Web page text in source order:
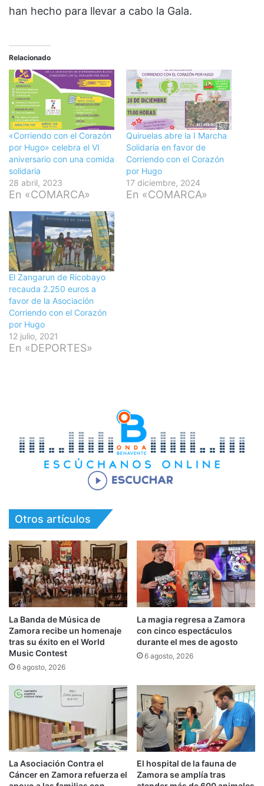
han hecho para llevar a cabo la Gala.
Relacionado
«Corriendo con el Corazón
por Hugo» celebra el VI
aniversario con una comida
solidaria
28 abril, 2023
En «COMARCA»
Quiruelas abre la I Marcha
Solidaria en favor de
Corriendo con el Corazón
por Hugo
17 diciembre, 2024
En «COMARCA»
El Zangarun de Ricobayo
recauda 2.250 euros a
favor de la Asociación
Corriendo con el Corazón
por Hugo
12 julio, 2021
En «DEPORTES»
Otros artículos
La Banda de Música de
Zamora recibe un homenaje
tras su éxito en el World
Music Contest
6 agosto, 2026
La magia regresa a Zamora
con cinco espectáculos
durante el mes de agosto
6 agosto, 2026
La Asociación Contra el
Cáncer en Zamora refuerza el
El hospital de la fauna de
Zamora se amplía tras